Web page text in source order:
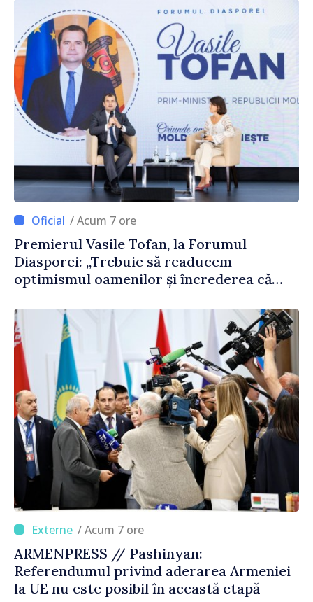
/ Acum 7 ore
Premierul Vasile Tofan, la Forumul
Diasporei: „Trebuie să readucem
optimismul oamenilor și încrederea că
corectă”
/ Acum 7 ore
ARMENPRESS // Pashinyan:
Referendumul privind aderarea Armeniei
la UE nu este posibil în această etapă